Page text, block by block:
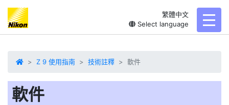
繁體中文
Select language
Z 9 使用指南 技術註釋 軟件
軟件